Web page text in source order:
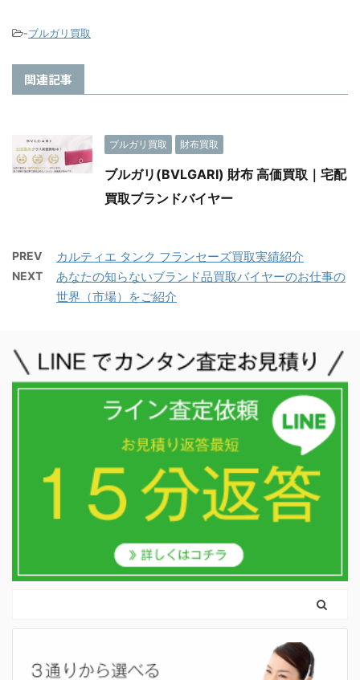
-ブルガリ買取
関連記事
ブルガリ買取 財布買取
ブルガリ(BVLGARI) 財布 高価買取｜宅配
買取ブランドバイヤー
PREV カルティエ タンク フランセーズ買取実績紹介
NEXT
あなたの知らないブランド品買取バイヤーのお仕事の
世界（市場）をご紹介